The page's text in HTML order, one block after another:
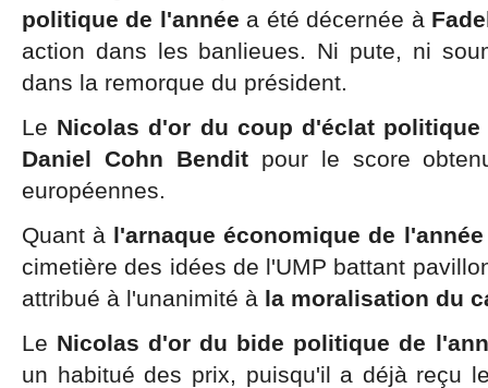
politique de l'année a été décernée à
action dans les banlieues. Ni pute, ni
dans la remorque du président.
Le Nicolas d'or du coup d'éclat politique
Daniel Cohn Benditpour le score
européennes.
Quant à l'arnaque économique de l'année
cimetière des idées de l'UMP battant
attribué à l'unanimité à la moralisation du
Le Nicolas d'or du bide politique de
un habitué des prix, puisqu'il a déjà reçu